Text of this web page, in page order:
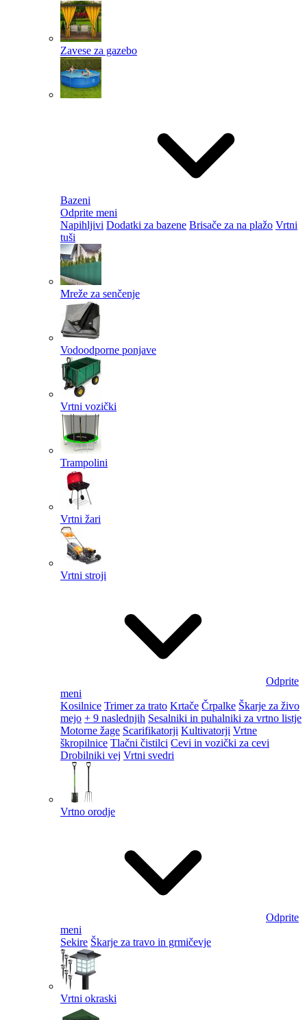
Zavese za gazebo
Bazeni
Odprite meni
Napihljivi Dodatki za bazene Brisače za na plažo Vrtni
tuši
Mreže za senčenje
Vodoodporne ponjave
Vrtni vozički
Trampolini
Vrtni žari
Vrtni stroji
Odprite
meni
Kosilnice Trimer za trato Krtače Črpalke Škarje za živo
mejo + 9 naslednjih Sesalniki in puhalniki za vrtno listje
Motorne žage Scarifikatorji Kultivatorji Vrtne
škropilnice Tlačni čistilci Cevi in vozički za cevi
Drobilniki vej Vrtni svedri
Vrtno orodje
Odprite
meni
Sekire Škarje za travo in grmičevje
Vrtni okraski